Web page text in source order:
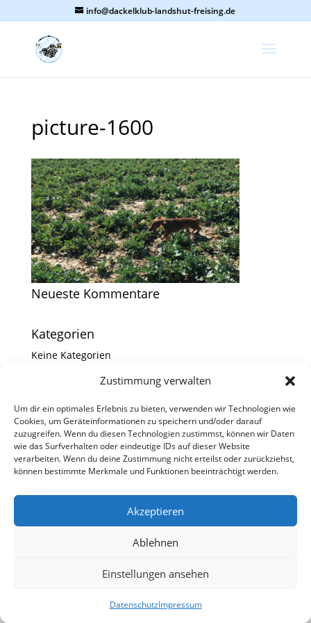
Zustimmung verwalten
Um dir ein optimales Erlebnis zu bieten, verwenden wir Technologien wie
Cookies, um Geräteinformationen zu speichern und/oder darauf
zuzugreifen. Wenn du diesen Technologien zustimmst, können wir Daten
wie das Surfverhalten oder eindeutige IDs auf dieser Website
verarbeiten. Wenn du deine Zustimmung nicht erteilst oder zurückziehst,
können bestimmte Merkmale und Funktionen beeinträchtigt werden.
Akzeptieren
Ablehnen
Einstellungen ansehen
DatenschutzImpressum
info@dackelklub-landshut-freising.de
picture-1600
Neueste Kommentare
Kategorien
Keine Kategorien
Kontakt Datenschutz Impressum